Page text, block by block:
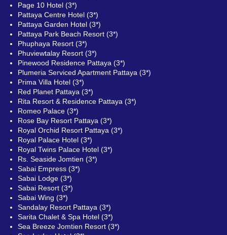
Page 10 Hotel (3*)
Pattaya Centre Hotel (3*)
Pattaya Garden Hotel (3*)
Pattaya Park Beach Resort (3*)
Phuphaya Resort (3*)
Phuviewtalay Resort (3*)
Pinewood Residence Pattaya (3*)
Plumeria Serviced Apartment Pattaya (3*)
Prima Villa Hotel (3*)
Red Planet Pattaya (3*)
Rita Resort & Residence Pattaya (3*)
Romeo Palace (3*)
Rose Bay Resort Pattaya (3*)
Royal Orchid Resort Pattaya (3*)
Royal Palace Hotel (3*)
Royal Twins Palace Hotel (3*)
Rs. Seaside Jomtien (3*)
Sabai Empress (3*)
Sabai Lodge (3*)
Sabai Resort (3*)
Sabai Wing (3*)
Sandalay Resort Pattaya (3*)
Sarita Chalet & Spa Hotel (3*)
Sea Breeze Jomtien Resort (3*)